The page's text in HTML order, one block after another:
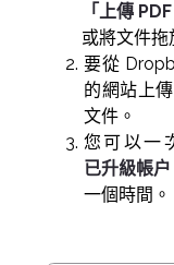
「上傳
或將文件拖
要從
的網站上
文件。
您可以一
已升級帳户
一個時間。